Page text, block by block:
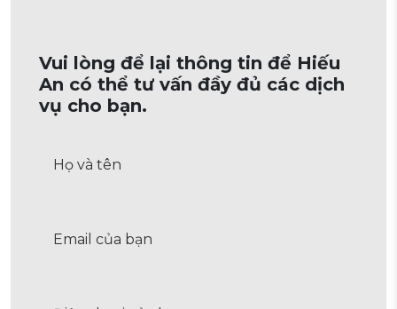
Vui lòng để lại thông tin để Hiếu
An có thể tư vấn đầy đủ các dịch
vụ cho bạn.